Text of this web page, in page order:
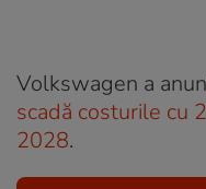
Volkswagen a
scadă costurile cu
2028.